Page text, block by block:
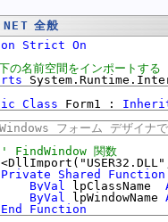
ルする
る
る
る
サイズを設定する
を取得または設定する
全般
Strict On
の名前空間をインポートする
Class Form1 :
フォーム デザイナ
' FindWindow 関数
Private
Shared Function
ByVal
lpClassName
ByVal
lpWindowName
End
Function